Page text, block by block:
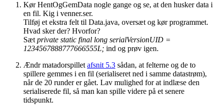
Kør HentOgGemData nogle gange og se, at den husker data i
en fil. Kig i venner.ser.
Tilføj et ekstra felt til Data.java, oversæt og kør programmet.
Hvad sker der? Hvorfor?
Sæt private static final long serialVersionUID =
1234567888777666555L; ind og prøv igen.
Ændr matadorspillet afsnit 5.3 sådan, at felterne og de to
spillere gemmes i en fil (serialiseret ned i samme datastrøm),
når de 20 runder er gået. Lav mulighed for at indlæse den
serialiserede fil, så man kan spille videre på et senere
tidspunkt.